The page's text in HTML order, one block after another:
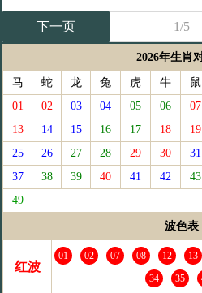
下一页 1/5
2026年生肖
马 蛇 龙 兔 虎 牛 鼠
01
02 03 04 05 06 07
13
14 15 16 17 18 19
25
26 27 28 29 30 31
37
38 39 40 41 42 43
49
波色表
红波
01 02 07 08 12 13
34
35